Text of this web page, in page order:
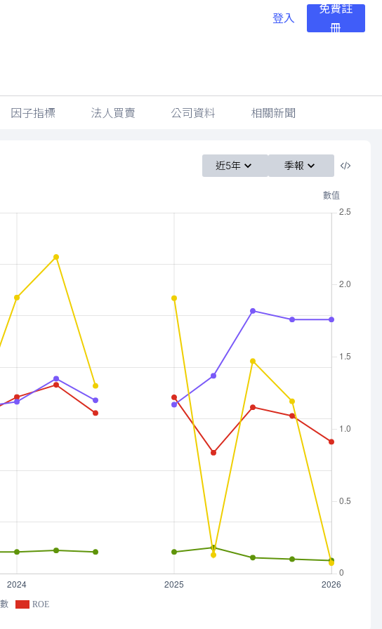
登入
免費註
冊
因子指標 法人買賣 公司資料 相關新聞
近5年 季報
ROE